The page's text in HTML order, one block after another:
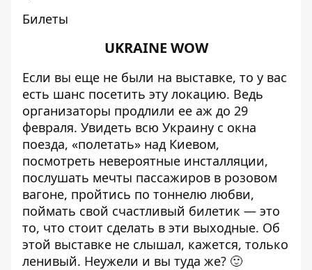
Билеты
UKRAINE WOW
Если вы еще не были на выставке, то у вас
есть шанс посетить эту локацию. Ведь
организаторы продлили ее аж до 29
февраля. Увидеть всю Украину с окна
поезда, «полетать» над Киевом,
посмотреть невероятные инсталляции,
послушать мечты пассажиров в розовом
вагоне, пройтись по тоннелю любви,
поймать свой счастливый билетик — это
то, что стоит сделать в эти выходные. Об
этой выставке не слышал, кажется, только
ленивый. Неужели и вы туда же? 🙂